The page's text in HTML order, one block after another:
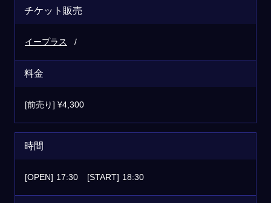
チケット販売
イープラス
料金
[前売り] ¥4,300
時間
[OPEN] 17:30 [START] 18:30